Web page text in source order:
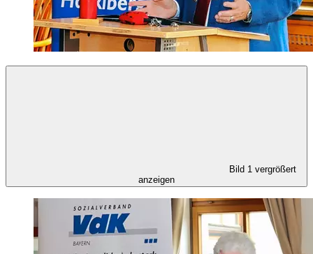
Bild 1 vergrößert
anzeigen